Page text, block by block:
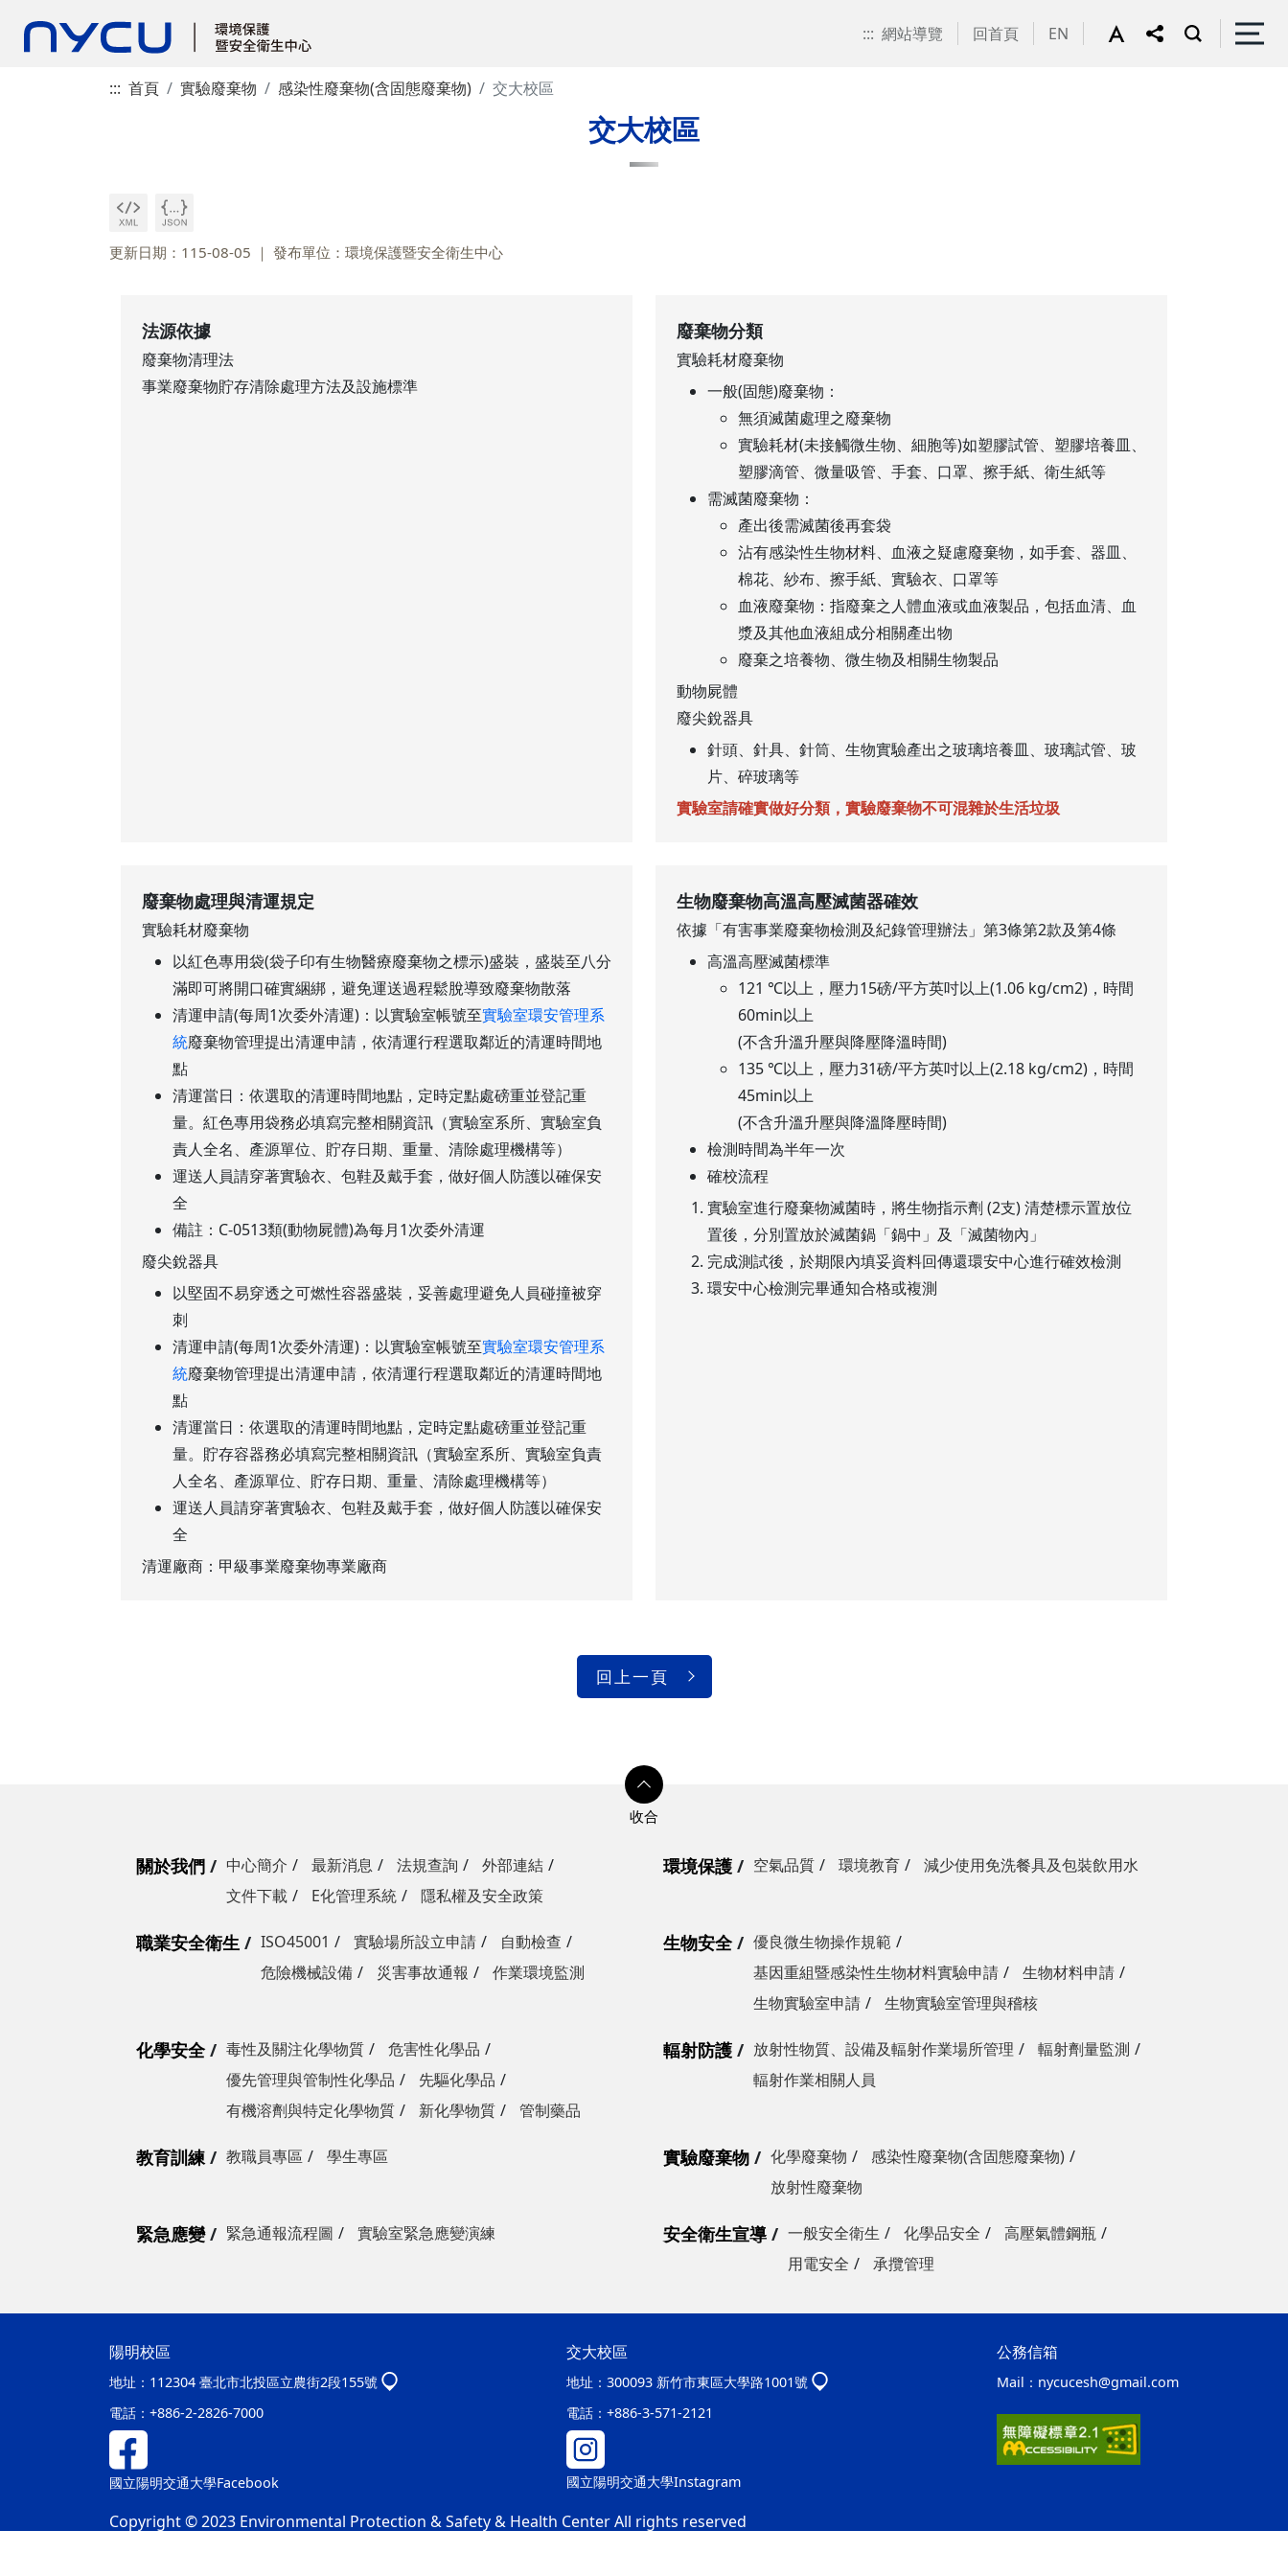
::: 網站導覽 回首頁 EN
::: 首頁 實驗廢棄物 感染性廢棄物(含固態廢棄物) 交大校區
交大校區
更新日期：115-08-05 發布單位：環境保護暨安全衛生中心
法源依據
廢棄物清理法
事業廢棄物貯存清除處理方法及設施標準
廢棄物分類
實驗耗材廢棄物
一般(固態)廢棄物：
無須滅菌處理之廢棄物
實驗耗材(未接觸微生物、細胞等)如塑膠試管、塑膠培養皿、
塑膠滴管、微量吸管、手套、口罩、擦手紙、衛生紙等
需滅菌廢棄物：
產出後需滅菌後再套袋
沾有感染性生物材料、血液之疑慮廢棄物，如手套、器皿、
棉花、紗布、擦手紙、實驗衣、口罩等
血液廢棄物：指廢棄之人體血液或血液製品，包括血清、血
漿及其他血液組成分相關產出物
廢棄之培養物、微生物及相關生物製品
動物屍體
廢尖銳器具
針頭、針具、針筒、生物實驗產出之玻璃培養皿、玻璃試管、玻
片、碎玻璃等
實驗室請確實做好分類，實驗廢棄物不可混雜於生活垃圾
廢棄物處理與清運規定
實驗耗材廢棄物
以紅色專用袋(袋子印有生物醫療廢棄物之標示)盛裝，盛裝至八分
滿即可將開口確實綑綁，避免運送過程鬆脫導致廢棄物散落
清運申請(每周1次委外清運)：以實驗室帳號至實驗室環安管理系
統廢棄物管理提出清運申請，依清運行程選取鄰近的清運時間地
點
清運當日：依選取的清運時間地點，定時定點處磅重並登記重
量。紅色專用袋務必填寫完整相關資訊（實驗室系所、實驗室負
責人全名、產源單位、貯存日期、重量、清除處理機構等）
運送人員請穿著實驗衣、包鞋及戴手套，做好個人防護以確保安
全
備註：C-0513類(動物屍體)為每月1次委外清運
廢尖銳器具
以堅固不易穿透之可燃性容器盛裝，妥善處理避免人員碰撞被穿
刺
清運申請(每周1次委外清運)：以實驗室帳號至實驗室環安管理系
統廢棄物管理提出清運申請，依清運行程選取鄰近的清運時間地
點
清運當日：依選取的清運時間地點，定時定點處磅重並登記重
量。貯存容器務必填寫完整相關資訊（實驗室系所、實驗室負責
人全名、產源單位、貯存日期、重量、清除處理機構等）
運送人員請穿著實驗衣、包鞋及戴手套，做好個人防護以確保安
全
清運廠商：甲級事業廢棄物專業廠商
生物廢棄物高溫高壓滅菌器確效
依據「有害事業廢棄物檢測及紀錄管理辦法」第3條第2款及第4條
高溫高壓滅菌標準
121 ℃以上，壓力15磅/平方英吋以上(1.06 kg/cm2)，時間
60min以上
(不含升溫升壓與降壓降溫時間)
135 ℃以上，壓力31磅/平方英吋以上(2.18 kg/cm2)，時間
45min以上
(不含升溫升壓與降溫降壓時間)
檢測時間為半年一次
確校流程
實驗室進行廢棄物滅菌時，將生物指示劑 (2支) 清楚標示置放位
置後，分別置放於滅菌鍋「鍋中」及「滅菌物內」
完成測試後，於期限內填妥資料回傳還環安中心進行確效檢測
環安中心檢測完畢通知合格或複測
回上一頁
關於我們 中心簡介 最新消息 法規查詢
外部連結
文件下載
E化管理系統 隱私權及安全政策
環境保護 空氣品質 環境教育 減少使用免洗餐具及包裝飲用水
職業安全衛生 ISO45001 實驗場所設立申請
自動檢查
危險機械設備
災害事故通報 作業環境監測
生物安全
優良微生物操作規範
基因重組暨感染性生物材料實驗申請
生物材料申請
生物實驗室申請
生物實驗室管理與稽核
化學安全 毒性及關注化學物質
危害性化學品
優先管理與管制性化學品
先驅化學品
有機溶劑與特定化學物質
新化學物質 管制藥品
輻射防護 放射性物質、設備及輻射作業場所管理
輻射劑量監測
輻射作業相關人員
教育訓練 教職員專區 學生專區 實驗廢棄物 化學廢棄物
感染性廢棄物(含固態廢棄物)
放射性廢棄物
緊急應變 緊急通報流程圖 實驗室緊急應變演練 安全衛生宣導 一般安全衛生 化學品安全
高壓氣體鋼瓶
用電安全
承攬管理
陽明校區
地址： 112304 臺北市北投區立農街2段155號
電話： +886-2-2826-7000
國立陽明交通大學Facebook
交大校區
地址： 300093 新竹市東區大學路1001號
電話： +886-3-571-2121
國立陽明交通大學Instagram
公務信箱
Mail： nycucesh@gmail.com
Copyright © 2023 Environmental Protection & Safety & Health Center All rights reserved